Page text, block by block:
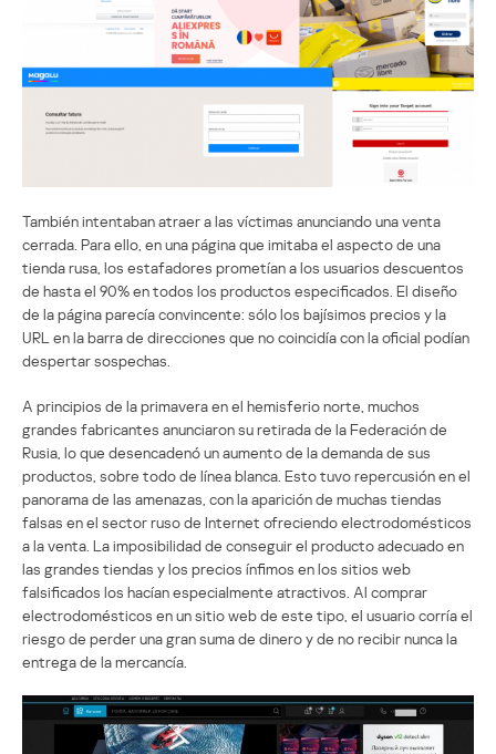
También intentaban atraer a las víctimas anunciando una venta
cerrada. Para ello, en una página que imitaba el aspecto de una
tienda rusa, los estafadores prometían a los usuarios descuentos
de hasta el 90% en todos los productos especificados. El diseño
de la página parecía convincente: sólo los bajísimos precios y la
URL en la barra de direcciones que no coincidía con la oficial podían
despertar sospechas.
A principios de la primavera en el hemisferio norte, muchos
grandes fabricantes anunciaron su retirada de la Federación de
Rusia, lo que desencadenó un aumento de la demanda de sus
productos, sobre todo de línea blanca. Esto tuvo repercusión en el
panorama de las amenazas, con la aparición de muchas tiendas
falsas en el sector ruso de Internet ofreciendo electrodomésticos
a la venta. La imposibilidad de conseguir el producto adecuado en
las grandes tiendas y los precios ínfimos en los sitios web
falsificados los hacían especialmente atractivos. Al comprar
electrodomésticos en un sitio web de este tipo, el usuario corría el
riesgo de perder una gran suma de dinero y de no recibir nunca la
entrega de la mercancía.